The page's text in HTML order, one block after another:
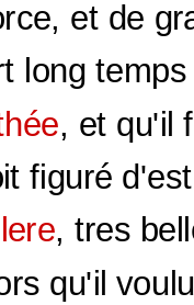
et de
long
, et qu'il
figuré
, tres
qu'il